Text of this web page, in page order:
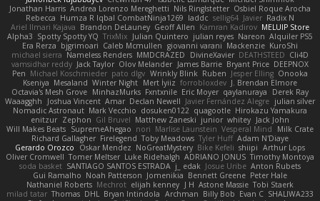
Jonathan Harris Andrea Lorenzo Mereghetti Nils Ringlstetter Osbiel Roque Arocha
Rebecca Humza R Iqbal CombatNinja1269 laddc sellig64 Javier Radix N
Ariel Ilmari Kajava Brandon DeLauney Geoff Allen Kamran Kadirov MELUIP Store
Alpha3 Spotty Spotty YQ TrixMix Julian Quintero julian reyes Nareon Alquiler PS5
Era Rerza bjgrimoari Caleb Mcmullen giovanni varani Mackenzie KuroShi
michael sierra Nameless Renders MMDCRAZED DivineXavier DEATHSTEED Cli4D
vamsidhar reddy Jack Taylor Olov Melander James Barrie Bryant Price DEEPNOX
Pen Michael Koschmieder pato dlgv Wrinkly Blink Ruben Jesper Elling Onooka
Kseniya Mesaland Winter Night Mert İyiiz forrobloxdev J. Brendan Elmore
Octavia's Mesh Grove MinhazMurks Fxntxnile Eric Moyer qaylanuraya
Derek Ray
Waaagghh
Joshua Vincent Amar Declan Newell Javier Fernández Alegre julian silver
Nomadic Astronaut Mark Vecchio dosuken0122 quagootle Hirokazu Yamakura
enitzur Zephon Gil Bruvel Matthew Zaneski junior whitey Jack John
Will Makes Beats SupremeAhegao nori Marlise Launstein Vesperal Mind
Milk Crate
Richard Gallagher Firelegend Toby Meadows Tyler Huff Adam N'Diaye
Gerardo Orozco
Oskar Mendez NoGreatMystery Bike Kefeli shiipi Arthur Lops
Oliver Cromwell Tomer Meltser Luke Ridehalgh ADRIANO JONUS Timothy Montoya
soda basket SANTIAGO SANTOS ESTRADA j_ edak Josue Uribe Anton Rubets
Gui Ramalho Noah Patterson Jomenikia Bennett Greene Peter Hale
Nathaniel Roberts Mechrot elijah kenney J H Astone Massie Tobi Staerk
milad tatar Thomas DHL Bryan Intindola Archman Billy Bob Evan C SHALIWA233